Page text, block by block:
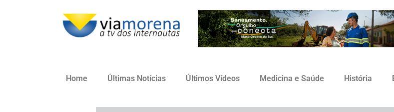
Home Últimas Notícias Últimos Vídeos Medicina e Saúde História